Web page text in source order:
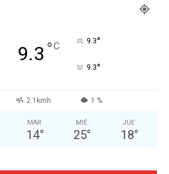
9.3 °C 9.3°
9.3°
2.1kmh 1 %
MAR
14°
MIÉ
25°
JUE
18°